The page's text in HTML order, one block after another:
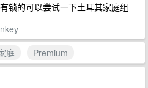
锁的可以尝试一下土耳其家庭组
庭
Premium